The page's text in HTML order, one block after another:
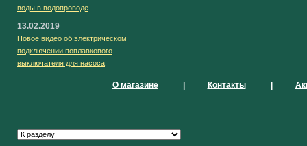
воды в водопроводе
13.02.2019
Новое видео об электрическом
подключении поплавкового
выключателя для насоса
О магазине | Контакты |